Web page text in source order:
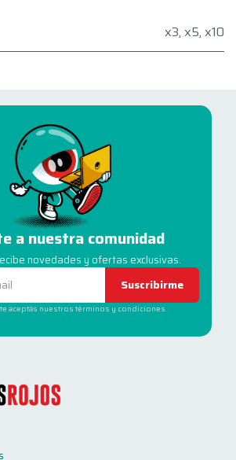
x3, x5, x10
a nuestra comunidad
novedades y ofertas exclusivas.
Suscribirme
aceptás nuestros términos y condiciones